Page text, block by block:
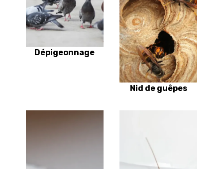
Dépigeonnage
Nid de guêpes